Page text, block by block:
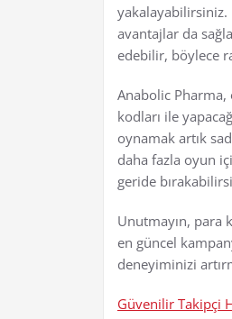
yakalayabilirsiniz.
avantajlar da
edebilir, böylece
Anabolic
kodları ile
oynamak artık
daha fazla oyun
geride
Unutmayın, para
en güncel
deneyiminizi
Güvenilir Takipçi